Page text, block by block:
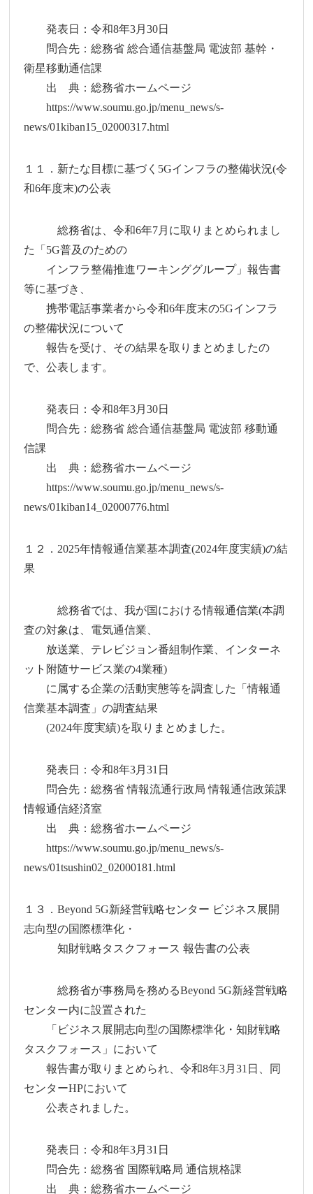
発表日：令和8年3月30日
問合先：総務省 総合通信基盤局 電波部 基幹・
衛星移動通信課
出 典：総務省ホームページ
https://www.soumu.go.jp/menu_news/s-
news/01kiban15_02000317.html
１１．新たな目標に基づく5Gインフラの整備状況(令
和6年度末)の公表
総務省は、令和6年7月に取りまとめられまし
た「5G普及のための
インフラ整備推進ワーキンググループ」報告書
等に基づき、
携帯電話事業者から令和6年度末の5Gインフラ
の整備状況について
報告を受け、その結果を取りまとめましたの
で、公表します。
発表日：令和8年3月30日
問合先：総務省 総合通信基盤局 電波部 移動通
信課
出 典：総務省ホームページ
https://www.soumu.go.jp/menu_news/s-
news/01kiban14_02000776.html
１２．2025年情報通信業基本調査(2024年度実績)の結
果
総務省では、我が国における情報通信業(本調
査の対象は、電気通信業、
放送業、テレビジョン番組制作業、インターネ
ット附随サービス業の4業種)
に属する企業の活動実態等を調査した「情報通
信業基本調査」の調査結果
(2024年度実績)を取りまとめました。
発表日：令和8年3月31日
問合先：総務省 情報流通行政局 情報通信政策課
情報通信経済室
出 典：総務省ホームページ
https://www.soumu.go.jp/menu_news/s-
news/01tsushin02_02000181.html
１３．Beyond 5G新経営戦略センター ビジネス展開
志向型の国際標準化・
知財戦略タスクフォース 報告書の公表
総務省が事務局を務めるBeyond 5G新経営戦略
センター内に設置された
「ビジネス展開志向型の国際標準化・知財戦略
タスクフォース」において
報告書が取りまとめられ、令和8年3月31日、同
センターHPにおいて
公表されました。
発表日：令和8年3月31日
問合先：総務省 国際戦略局 通信規格課
出 典：総務省ホームページ